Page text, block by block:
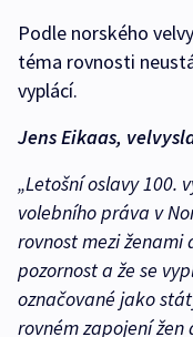
Podle norského
téma rovnosti
vyplácí.
Jens Eikaas,
„Letošní oslavy 100.
volebního práva v
rovnost mezi
pozornost a že se
označované jako
rovném zapojení